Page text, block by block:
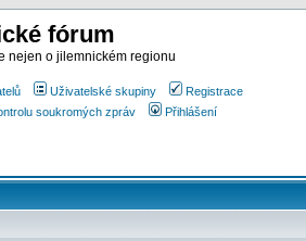
fórum
nejen o jilemnickém regionu
Uživatelské skupiny
Registrace
soukromých zpráv Přihlášení